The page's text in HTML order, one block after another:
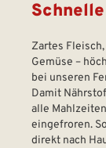
Zartes
Gemüse –
bei unseren
Damit
alle
eingefroren.
direkt nach